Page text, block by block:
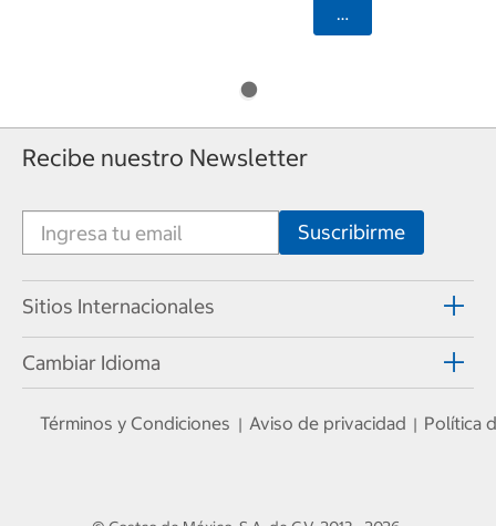
Seleccionar
Recibe nuestro Newsletter
Sitios Internacionales
Cambiar Idioma
Términos y Condiciones | Aviso de privacidad | Política